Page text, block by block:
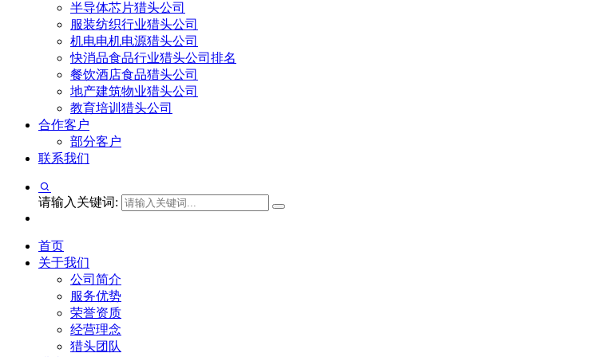
半导体芯片猎头公司
服装纺织行业猎头公司
机电电机电源猎头公司
快消品食品行业猎头公司排名
餐饮酒店食品猎头公司
地产建筑物业猎头公司
教育培训猎头公司
合作客户
部分客户
联系我们
请输入关键词:
首页
关于我们
公司简介
服务优势
荣誉资质
经营理念
猎头团队